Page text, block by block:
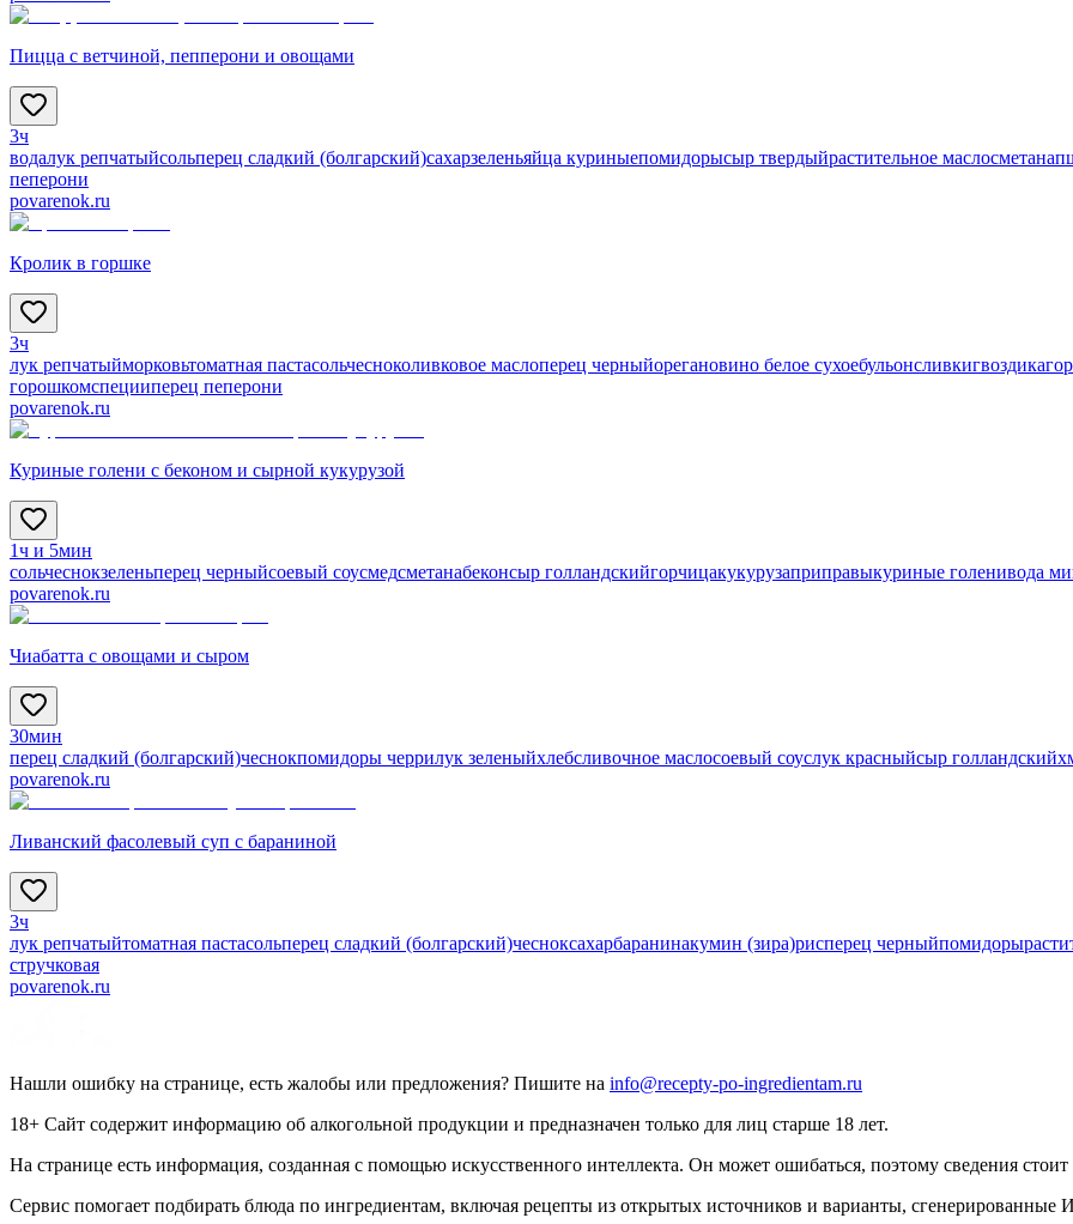
Пицца с ветчиной, пепперони и овощами
3ч
водалук репчатыйсольперец сладкий (болгарский)сахарзеленьяйца куриныепомидорысыр твердыйрастительное маслосметана
пеперони
povarenok.ru
Кролик в горшке
3ч
лук репчатыйморковьтоматная пастасольчесноколивковое маслоперец черныйорегановино белое сухоебульонсливкигвоздика
горошкомспецииперец пеперони
povarenok.ru
Куриные голени с беконом и сырной кукурузой
1ч и 5мин
сольчеснокзеленьперец черныйсоевый соусмедсметанабеконсыр голландскийгорчицакукурузаприправыкуриные голенивода
povarenok.ru
Чиабатта с овощами и сыром
30мин
перец сладкий (болгарский)чеснокпомидоры черрилук зеленыйхлебсливочное маслосоевый соуслук красныйсыр голландский
povarenok.ru
Ливанский фасолевый суп с бараниной
3ч
лук репчатыйтоматная пастасольперец сладкий (болгарский)чесноксахарбаранинакумин (зира)рисперец черныйпомидоры
стручковая
povarenok.ru
Нашли ошибку на странице, есть жалобы или предложения? Пишите на info@recepty-po-ingredientam.ru
18+ Сайт содержит информацию об алкогольной продукции и предназначен только для лиц старше 18 лет.
На странице есть информация, созданная с помощью искусственного интеллекта. Он может ошибаться, поэтому сведения стоит
Сервис помогает подбирать блюда по ингредиентам, включая рецепты из открытых источников и варианты,